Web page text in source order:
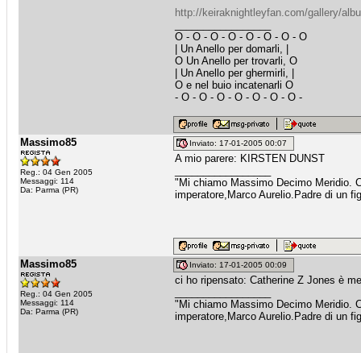
http://keiraknightleyfan.com/gallery/
O - O - O - O - O - O - O - O
| Un Anello per domarli, |
O Un Anello per trovarli, O
| Un Anello per ghermirli, |
O e nel buio incatenarli O
- O - O - O - O - O - O - O -
Massimo85
Reg.: 04 Gen 2005
Messaggi: 114
Da: Parma (PR)
Inviato: 17-01-2005 00:07
A mio parere: KIRSTEN DUNST
"Mi chiamo Massimo Decimo Meridio.
imperatore,Marco Aurelio.Padre di un
Massimo85
Reg.: 04 Gen 2005
Messaggi: 114
Da: Parma (PR)
Inviato: 17-01-2005 00:09
ci ho ripensato: Catherine Z Jones è
"Mi chiamo Massimo Decimo Meridio.
imperatore,Marco Aurelio.Padre di un